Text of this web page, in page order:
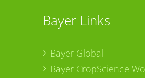
Bayer Links
Bayer Global
Bayer CropScience